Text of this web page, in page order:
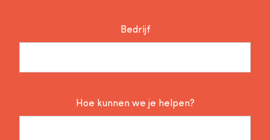
Bedrijf
Hoe kunnen we je helpen?